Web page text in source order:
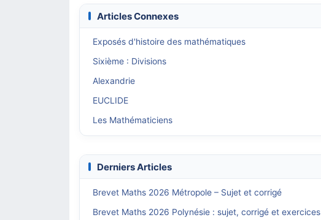
Articles Connexes
Exposés d'histoire des mathématiques
Sixième : Divisions
Alexandrie
EUCLIDE
Les Mathématiciens
Derniers Articles
Brevet Maths 2026 Métropole – Sujet et corrigé
Brevet Maths 2026 Polynésie : sujet, corrigé et exercices